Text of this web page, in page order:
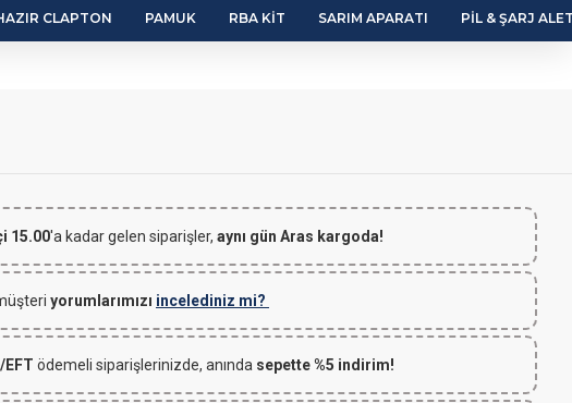
CLAPTON PAMUK RBA KIT SARIM APARATI PIL & ŞARJ
15.00'a kadar gelen siparişler, aynı gün Aras kargoda!
yorumlarımızı incelediniz mi?
EFT ödemeli siparişlerinizde, anında sepette %5 indirim!